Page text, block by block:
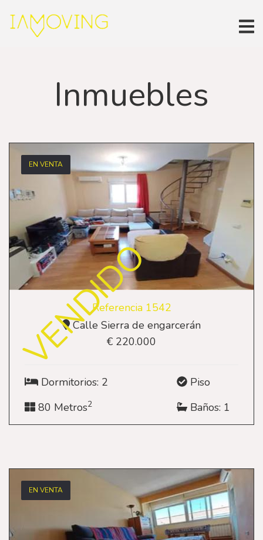
Inmuebles
EN VENTA
VENDIDO
Referencia 1542
Calle Sierra de engarcerán
€ 220.000
Dormitorios: 2
80 Metros2
Piso
Baños: 1
EN VENTA